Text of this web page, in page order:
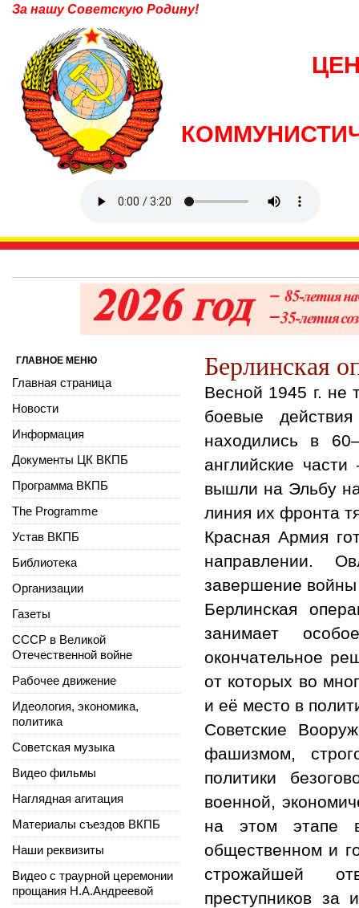
За нашу Советскую Родину!
Берлинская
Весной 1945 г. не
боевые
находились в
английские
вышли на Эльбу на
линия их фронта
Красная Армия
направлении.
завершение
Берлинская
занимает
окончательное
от которых во
и её место в
Советские
фашизмом,
политики
военной,
на этом этапе
общественном и
строжайшей
преступников за
ГЛАВНОЕ МЕНЮ
Главная страница
Новости
Информация
Документы ЦК ВКПБ
Программа ВКПБ
The Programme
Устав ВКПБ
Библиотека
Организации
Газеты
СССР в Великой
Отечественной войне
Рабочее движение
Идеология, экономика,
политика
Советская музыка
Видео фильмы
Наглядная агитация
Материалы съездов ВКПБ
Наши реквизиты
Видео с траурной церемонии
прощания Н.А.Андреевой